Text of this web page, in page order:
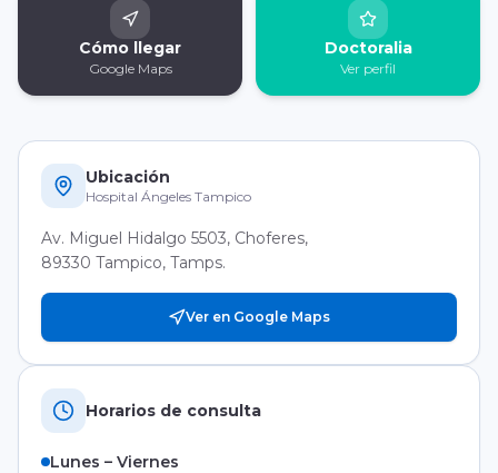
Cómo llegar
Google Maps
Doctoralia
Ver perfil
Ubicación
Hospital Ángeles Tampico
Av. Miguel Hidalgo 5503, Choferes,
89330 Tampico, Tamps.
Ver en Google Maps
Horarios de consulta
Lunes – Viernes